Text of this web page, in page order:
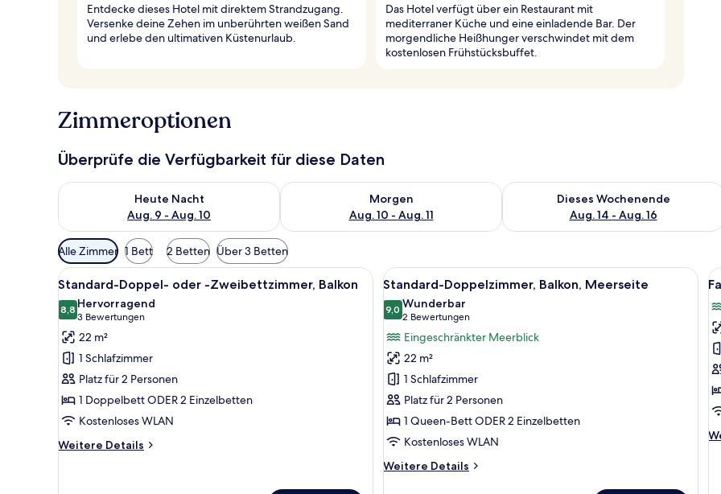
Entdecke dieses Hotel mit direktem Strandzugang.
Versenke deine Zehen im unberührten weißen Sand
und erlebe den ultimativen Küstenurlaub.
Das Hotel verfügt über ein Restaurant mit
mediterraner Küche und eine einladende Bar. Der
morgendliche Heißhunger verschwindet mit dem
kostenlosen Frühstücksbuffet.
Zimmeroptionen
Überprüfe die Verfügbarkeit für diese Daten
Heute Nacht
Aug. 9 - Aug. 10
Überprüfe die Verfügbarkeit für heute Nacht, Aug. 9 - Aug. 10.
Morgen
Aug. 10 - Aug. 11
Überprüfe die Verfügbarkeit für morgen, Aug. 10 - Aug. 11.
Dieses Wochenende
Aug. 14 - Aug. 16
Überprüfe die Verfügbarkeit für
Verfügbare
Filter
für
Zimmer
Alle Zimmer 1 Bett 2 Betten Über 3 Betten
Alle
Fotos
für
Standard-
Doppel-
oder
-
Zweibettzimmer,
Balkon
anzeigen
Ein Hotelzimmer mit Bett, Schreibtisch, Stuhl, an der Wand montiertem Fernseher und einem Fenster mit
6
Standard-Doppel- oder -Zweibettzimmer, Balkon
8,88,8 von 10
Hervorragend
3 Bewertungen
(3
Bewertungen)
22 m²
1 Schlafzimmer
Platz für 2 Personen
1 Doppelbett ODER 2 Einzelbetten
Kostenloses WLAN
Weitere Details
Weitere
Alle
Fotos
für
Standard-
Doppelzimmer,
Balkon,
Meerseite
anzeigen
Ein Hotelzimmer mit einem großen
8
Standard-Doppelzimmer, Balkon, Meerseite
9,09,0 von 10
Wunderbar
2 Bewertungen
(2
Bewertungen)
Eingeschränkter Meerblick
22 m²
1 Schlafzimmer
Platz für 2 Personen
1 Queen-Bett ODER 2 Einzelbetten
Kostenloses WLAN
Weitere Details
Weitere
2